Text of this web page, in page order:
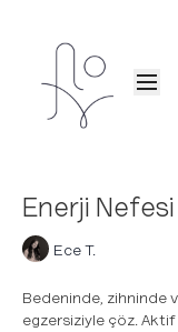
Enerji Nefesi
Ece T.
Bedeninde, zihninde
egzersiziyle çöz. Aktif